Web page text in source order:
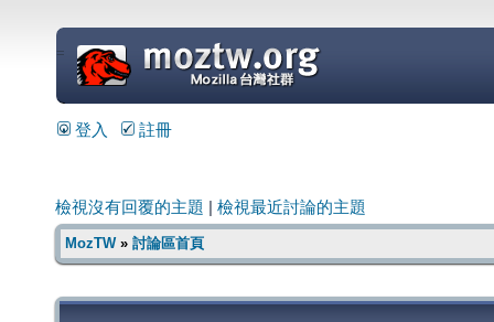
=
登入 註冊
檢視沒有回覆的主題 檢視最近討論的主題
MozTW» 討論區首頁